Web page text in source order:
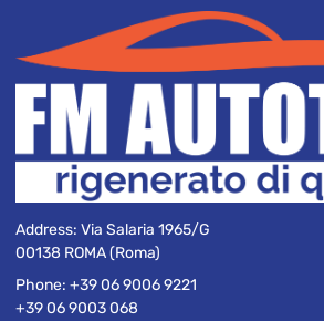
Address: Via Salaria 1965/G
00138 ROMA (Roma)
Phone: +39 06 9006 9221
+39 06 9003 068